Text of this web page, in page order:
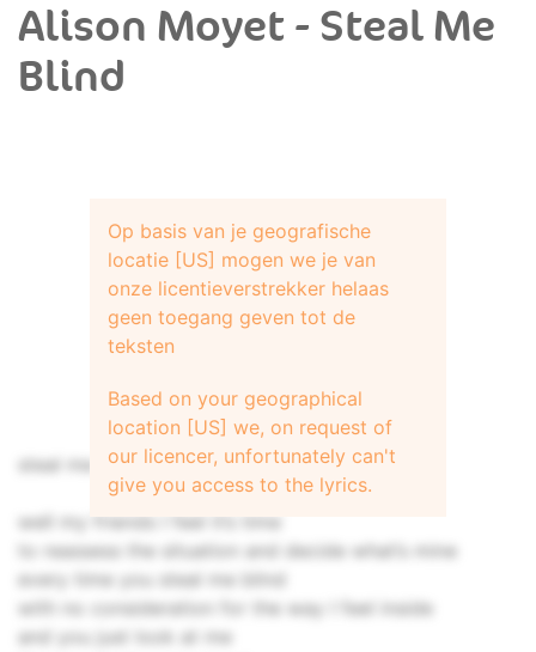
Alison Moyet - Steal Me
Blind
steal me blind
well my friends I feel it’s time
to reassess the situation and decide what’s mine
every time you steal me blind
with no consideration for the way I feel inside
and you just look at me
Op basis van je geografische
locatie [US] mogen we je van
onze licentieverstrekker helaas
geen toegang geven tot de
teksten
Based on your geographical
location [US] we, on request of
our licencer, unfortunately can't
give you access to the lyrics.